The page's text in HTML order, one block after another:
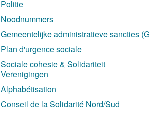
Politie
Noodnummers
Gemeentelijke administratieve sancties
Plan d'urgence sociale
Sociale cohesie & Solidariteit
Verenigingen
Alphabétisation
Conseil de la Solidarité Nord/Sud